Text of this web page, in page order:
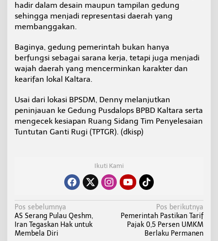
hadir dalam desain maupun tampilan gedung
sehingga menjadi representasi daerah yang
membanggakan.
Baginya, gedung pemerintah bukan hanya
berfungsi sebagai sarana kerja, tetapi juga menjadi
wajah daerah yang mencerminkan karakter dan
kearifan lokal Kaltara.
Usai dari lokasi BPSDM, Denny melanjutkan
peninjauan ke Gedung Pusdalops BPBD Kaltara serta
mengecek kesiapan Ruang Sidang Tim Penyelesaian
Tuntutan Ganti Rugi (TPTGR). (dkisp)
Ikuti Kami
N
a
v
Pos sebelumnya
AS Serang Pulau Qeshm,
Iran Tegaskan Hak untuk
Membela Diri
Pos berikutnya
Pemerintah Pastikan Tarif
Pajak 0,5 Persen UMKM
Berlaku Permanen